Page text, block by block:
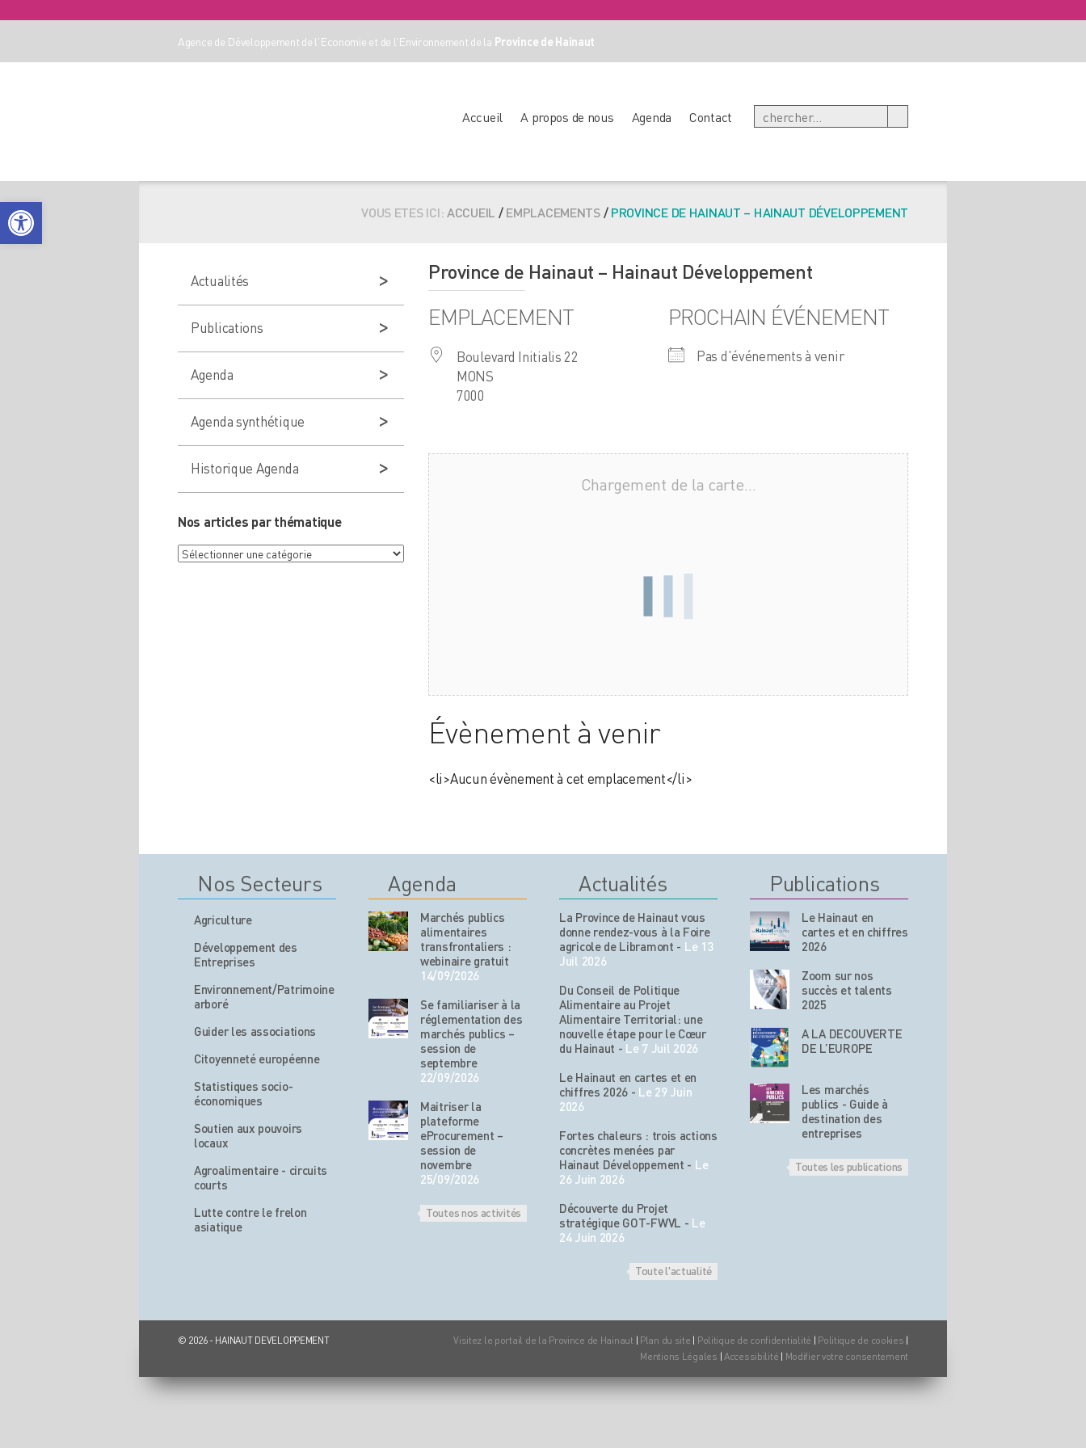
Agence de Développement de l'Economie et de l'Environnement de la Province de Hainaut
Accueil A propos de nous Agenda Contact
VOUS ETES ICI:ACCUEIL /EMPLACEMENTS/PROVINCE DE HAINAUT – HAINAUT DÉVELOPPEMENT
Province de Hainaut – Hainaut Développement
EMPLACEMENT
Boulevard Initialis 22
MONS
7000
PROCHAIN ÉVÉNEMENT
Pas d'événements à venir
Chargement de la carte…
Évènement à venir
<li>Aucun évènement à cet emplacement</li>
Actualités
Publications
Agenda
Agenda synthétique
Historique Agenda
Nos articles par thématique
Nos
articles
Nos Secteurs
Agriculture
Développement des
Entreprises
Environnement/Patrimoine
arboré
Guider les associations
Citoyenneté européenne
Statistiques socio-
économiques
Soutien aux pouvoirs
locaux
Agroalimentaire - circuits
courts
Lutte contre le frelon
asiatique
Agenda
Marchés publics
alimentaires
transfrontaliers :
webinaire gratuit
14/09/2026
Se familiariser à la
réglementation des
marchés publics –
session de
septembre
22/09/2026
Maitriser la
plateforme
eProcurement –
session de
novembre
25/09/2026
Toutes nos activités
Actualités
La Province de Hainaut vous
donne rendez-vous à la Foire
agricole de Libramont - Le 13
Juil 2026
Du Conseil de Politique
Alimentaire au Projet
Alimentaire Territorial: une
nouvelle étape pour le Cœur
du Hainaut - Le 7 Juil 2026
Le Hainaut en cartes et en
chiffres 2026 - Le 29 Juin
2026
Fortes chaleurs : trois actions
concrètes menées par
Hainaut Développement - Le
26 Juin 2026
Découverte du Projet
stratégique GOT-FWVL - Le
24 Juin 2026
Toute l'actualité
Publications
Le Hainaut en
cartes et en chiffres
2026
Zoom sur nos
succès et talents
2025
A LA DECOUVERTE
DE L’EUROPE
Les marchés
publics - Guide à
destination des
entreprises
Toutes les publications
© 2026 - HAINAUT DEVELOPPEMENT Visitez le portail de la Province de Hainaut | Plan du site | Politique de confidentialité | Politique de cookies |
Mentions Légales | Accessibilité | Modifier votre consentement
Ouvrir la barre d’outils